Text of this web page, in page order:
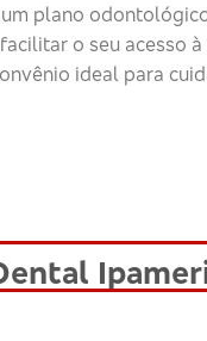
plano
o seu acesso
ideal para